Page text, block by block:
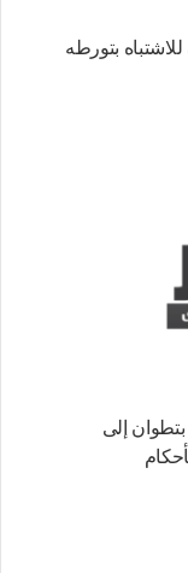
بتورطه
إلى